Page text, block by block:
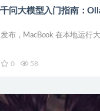
问大模型入门指南：
布，MacBook 在本地运行
0 58